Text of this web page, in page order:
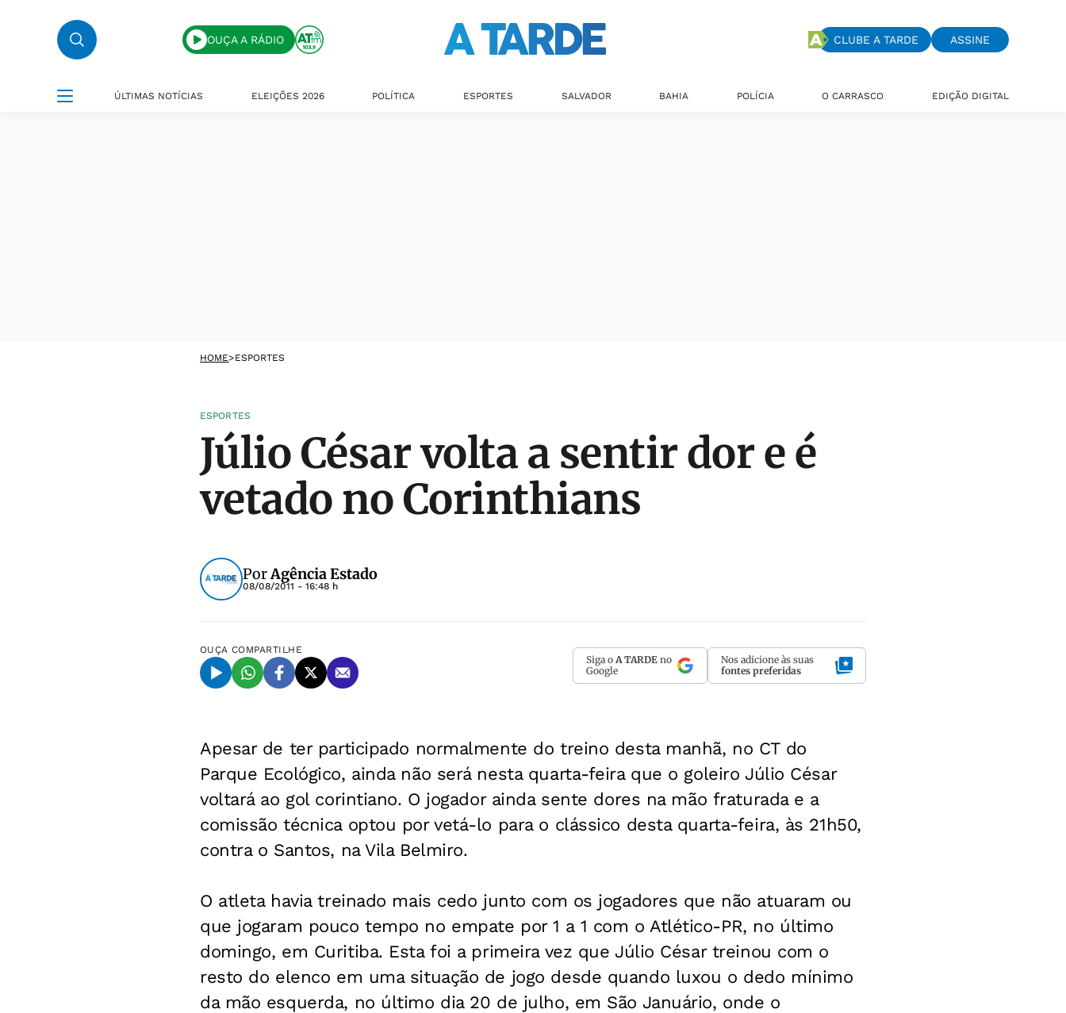
OUÇA A RÁDIO CLUBE A TARDE ASSINE
ÚLTIMAS NOTÍCIAS ELEIÇÕES 2026 POLÍTICA ESPORTES SALVADOR BAHIA POLÍCIA O CARRASCO EDIÇÃO DIGITAL
HOME>ESPORTES
ESPORTES
Júlio César volta a sentir dor e é
vetado no Corinthians
PorAgência Estado
08/08/2011 - 16:48 h
OUÇA COMPARTILHE
Siga o A TARDE no
Google
Nos adicione às suas
fontes preferidas
Apesar de ter participado normalmente do treino desta manhã, no CT do
Parque Ecológico, ainda não será nesta quarta-feira que o goleiro Júlio César
voltará ao gol corintiano. O jogador ainda sente dores na mão fraturada e a
comissão técnica optou por vetá-lo para o clássico desta quarta-feira, às 21h50,
contra o Santos, na Vila Belmiro.
O atleta havia treinado mais cedo junto com os jogadores que não atuaram ou
que jogaram pouco tempo no empate por 1 a 1 com o Atlético-PR, no último
domingo, em Curitiba. Esta foi a primeira vez que Júlio César treinou com o
resto do elenco em uma situação de jogo desde quando luxou o dedo mínimo
da mão esquerda, no último dia 20 de julho, em São Januário, onde o